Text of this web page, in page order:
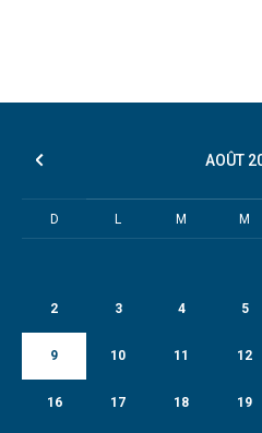
AOÛT
D L M M
2 3 4 5
9 10 11 12
16 17 18 19